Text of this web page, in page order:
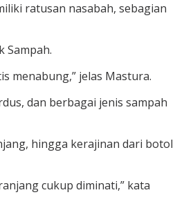
ratusan nasabah, sebagian
Sampah.
menabung,” jelas Mastura.
dan berbagai jenis sampah
hingga kerajinan dari botol
cukup diminati,” kata